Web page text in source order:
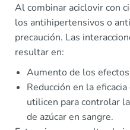
Al combinar aciclovir con
los antihipertensivos o
precaución. Las
resultar en:
Aumento de los
Reducción en la
utilicen para controlar
de azúcar en sangre.